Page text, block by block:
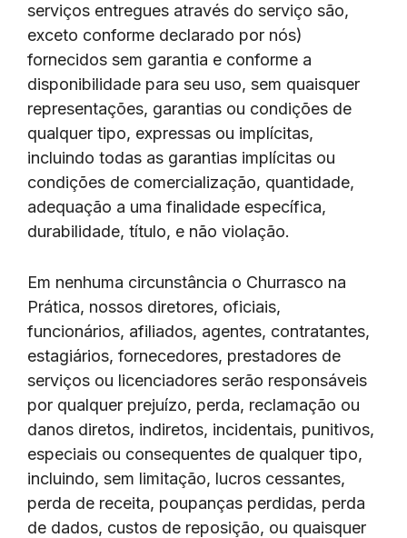
serviços entregues através do serviço são,
exceto conforme declarado por nós)
fornecidos sem garantia e conforme a
disponibilidade para seu uso, sem quaisquer
representações, garantias ou condições de
qualquer tipo, expressas ou implícitas,
incluindo todas as garantias implícitas ou
condições de comercialização, quantidade,
adequação a uma finalidade específica,
durabilidade, título, e não violação.
Em nenhuma circunstância o Churrasco na
Prática, nossos diretores, oficiais,
funcionários, afiliados, agentes, contratantes,
estagiários, fornecedores, prestadores de
serviços ou licenciadores serão responsáveis
por qualquer prejuízo, perda, reclamação ou
danos diretos, indiretos, incidentais, punitivos,
especiais ou consequentes de qualquer tipo,
incluindo, sem limitação, lucros cessantes,
perda de receita, poupanças perdidas, perda
de dados, custos de reposição, ou quaisquer